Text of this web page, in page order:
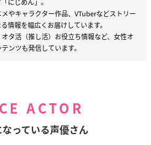
やキャラクター作品、VTuberなどストリー
情報を幅広くお届けしています。
タ活（推し活）お役立ち情報など、女性オ
ンツも発信しています。
ACTOR
っている声優さん